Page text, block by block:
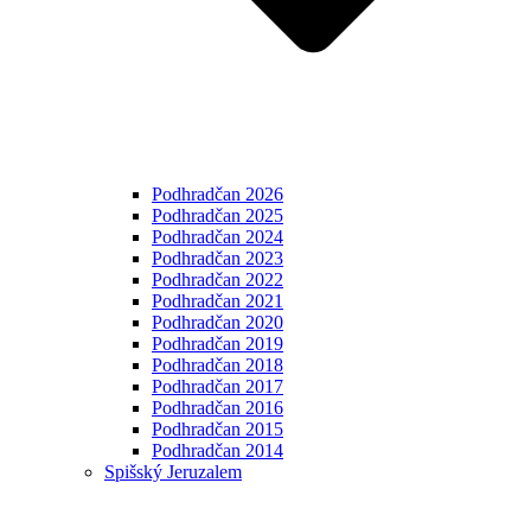
Podhradčan 2026
Podhradčan 2025
Podhradčan 2024
Podhradčan 2023
Podhradčan 2022
Podhradčan 2021
Podhradčan 2020
Podhradčan 2019
Podhradčan 2018
Podhradčan 2017
Podhradčan 2016
Podhradčan 2015
Podhradčan 2014
Spišský Jeruzalem